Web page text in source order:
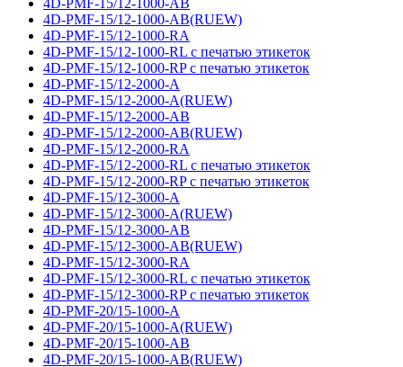
4D-PMF-15/12-1000-AB
4D-PMF-15/12-1000-AB(RUEW)
4D-PMF-15/12-1000-RA
4D-PMF-15/12-1000-RL с печатью этикеток
4D-PMF-15/12-1000-RP с печатью этикеток
4D-PMF-15/12-2000-A
4D-PMF-15/12-2000-A(RUEW)
4D-PMF-15/12-2000-AB
4D-PMF-15/12-2000-AB(RUEW)
4D-PMF-15/12-2000-RA
4D-PMF-15/12-2000-RL с печатью этикеток
4D-PMF-15/12-2000-RP с печатью этикеток
4D-PMF-15/12-3000-A
4D-PMF-15/12-3000-A(RUEW)
4D-PMF-15/12-3000-AB
4D-PMF-15/12-3000-AB(RUEW)
4D-PMF-15/12-3000-RA
4D-PMF-15/12-3000-RL с печатью этикеток
4D-PMF-15/12-3000-RP с печатью этикеток
4D-PMF-20/15-1000-A
4D-PMF-20/15-1000-A(RUEW)
4D-PMF-20/15-1000-AB
4D-PMF-20/15-1000-AB(RUEW)